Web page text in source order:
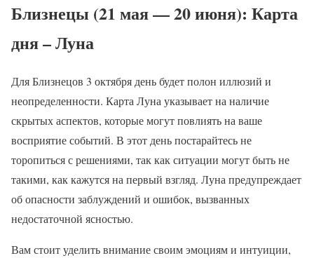
Близнецы (21 мая — 20 июня): Карта
дня – Луна
Для Близнецов 3 октября день будет полон иллюзий и
неопределенности. Карта Луна указывает на наличие
скрытых аспектов, которые могут повлиять на ваше
восприятие событий. В этот день постарайтесь не
торопиться с решениями, так как ситуации могут быть не
такими, как кажутся на первый взгляд. Луна предупреждает
об опасности заблуждений и ошибок, вызванных
недостаточной ясностью.
Вам стоит уделить внимание своим эмоциям и интуиции,